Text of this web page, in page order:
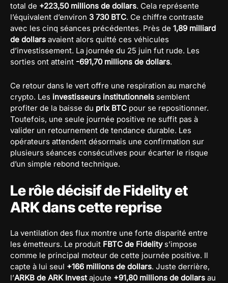
total de +223,50 millions de dollars. Cela représente
l’équivalent d’environ 3 730 BTC. Ce chiffre contraste
avec les cinq séances précédentes. Près de 1,89 milliard
de dollars avaient alors quitté ces véhicules
d’investissement. La journée du 25 juin fut rude. Les
sorties ont atteint -691,70 millions de dollars.
Ce retour dans le vert offre une respiration au marché
crypto. Les investisseurs institutionnels semblent
profiter de la baisse du prix BTC pour se repositionner.
Toutefois, une seule journée positive ne suffit pas à
valider un retournement de tendance durable. Les
opérateurs attendent désormais une confirmation sur
plusieurs séances consécutives pour écarter le risque
d’un simple rebond technique.
Le rôle décisif de Fidelity et
ARK dans cette reprise
La ventilation des flux montre une forte disparité entre
les émetteurs. Le produit FBTC de Fidelitys’impose
comme le principal moteur de cette journée positive. Il
capte à lui seul +166 millions de dollars. Juste derrière,
l’ARKB de ARK Investajoute +91,80 millions de dollars au